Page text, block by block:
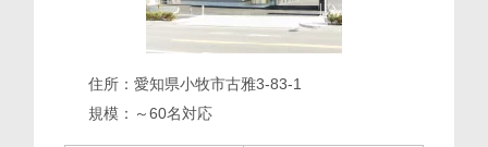
住所： 愛知県小牧市古雅3-83-1
規模： ～60名対応